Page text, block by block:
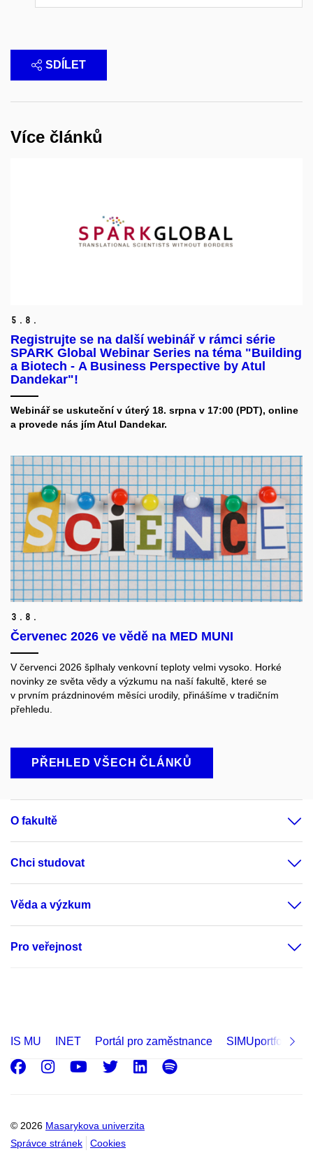
SDÍLET
Více článků
5. 8.
Registrujte se na další webinář v rámci série
SPARK Global Webinar Series na téma "Building
a Biotech - A Business Perspective by Atul
Dandekar"!
Webinář se uskuteční v úterý 18. srpna v 17:00 (PDT), online
a provede nás jím Atul Dandekar.
3. 8.
Červenec 2026 ve vědě na MED MUNI
V červenci 2026 šplhaly venkovní teploty velmi vysoko. Horké
novinky ze světa vědy a výzkumu na naší fakultě, které se
v prvním prázdninovém měsíci urodily, přinášíme v tradičním
přehledu.
PŘEHLED VŠECH ČLÁNKŮ
O fakultě
Chci studovat
Věda a výzkum
Pro veřejnost
IS MU INET Portál pro zaměstnance SIMUportfolio
© 2026 Masarykova univerzita
Správce stránek
Cookies
Facebook
Instagram
Youtube
Twitter
LinkedIn
Spotify